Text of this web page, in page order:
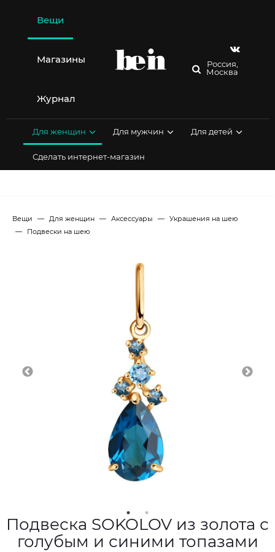
содержимому
Вещи
Магазины
Журнал
Россия,
Москва
Для женщин Для мужчин Для детей
Сделать интернет-магазин
Вещи Для женщин Аксессуары
Украшения на шею
Подвески на шею
Подвеска SOKOLOV из золота с
голубым и синими топазами